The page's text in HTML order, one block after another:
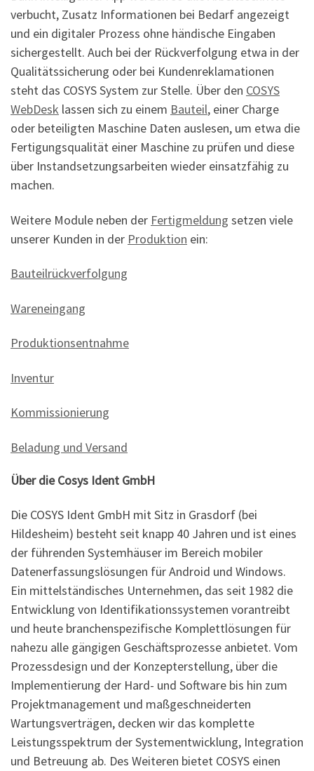
verbucht, Zusatz Informationen bei Bedarf angezeigt
und ein digitaler Prozess ohne händische Eingaben
sichergestellt. Auch bei der Rückverfolgung etwa in der
Qualitätssicherung oder bei Kundenreklamationen
steht das COSYS System zur Stelle. Über den COSYS
WebDesk lassen sich zu einem Bauteil, einer Charge
oder beteiligten Maschine Daten auslesen, um etwa die
Fertigungsqualität einer Maschine zu prüfen und diese
über Instandsetzungsarbeiten wieder einsatzfähig zu
machen.
Weitere Module neben der Fertigmeldung setzen viele
unserer Kunden in der Produktion ein:
Bauteilrückverfolgung
Wareneingang
Produktionsentnahme
Inventur
Kommissionierung
Beladung und Versand
Über die Cosys Ident GmbH
Die COSYS Ident GmbH mit Sitz in Grasdorf (bei
Hildesheim) besteht seit knapp 40 Jahren und ist eines
der führenden Systemhäuser im Bereich mobiler
Datenerfassungslösungen für Android und Windows.
Ein mittelständisches Unternehmen, das seit 1982 die
Entwicklung von Identifikationssystemen vorantreibt
und heute branchenspezifische Komplettlösungen für
nahezu alle gängigen Geschäftsprozesse anbietet. Vom
Prozessdesign und der Konzepterstellung, über die
Implementierung der Hard- und Software bis hin zum
Projektmanagement und maßgeschneiderten
Wartungsverträgen, decken wir das komplette
Leistungsspektrum der Systementwicklung, Integration
und Betreuung ab. Des Weiteren bietet COSYS einen